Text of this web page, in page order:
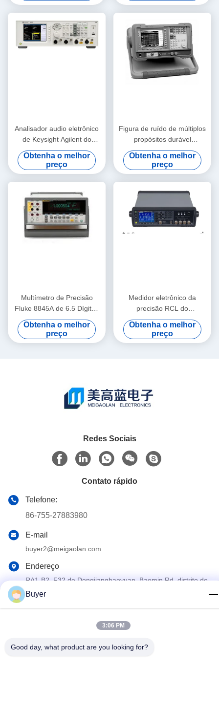
Analisador audio eletrônico
de Keysight Agilent do
equipamento do teste e de
medida de U8903A
Obtenha o melhor
preço
Figura de ruído de múltiplos
propósitos durável
analisador, 10MHz-26.5GHz
Keysight Agilent N8975A
Obtenha o melhor
preço
Multímetro de Precisão
Fluke 8845A de 6.5 Dígitos
com Precisão DC de
0.0024% e Gravador Sem
Papel Trendplot
Obtenha o melhor
preço
Medidor eletrônico da
precisão RCL do
equipamento do teste e de
medida de Keysight Agilent
E4980A
Obtenha o melhor
preço
Redes Sociais
Contato rápido
Telefone:
86-755-27883980
E-mail
buyer2@meigaolan.com
Endereço
RA1-B2, F32 de Dongjianghaoyuan, Baomin Rd, distrito de
Copyright © 2023-2026 Shenzhen Meigaolan Electronic
Buyer
3:06 PM
Good day, what product are you looking for?